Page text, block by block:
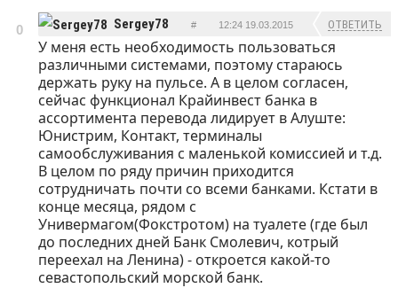
0 Sergey78 # 12:24 19.03.2015 ОТВЕТИТЬ
У меня есть необходимость пользоваться
различными системами, поэтому стараюсь
держать руку на пульсе. А в целом согласен,
сейчас функционал Крайинвест банка в
ассортимента перевода лидирует в Алуште:
Юнистрим, Контакт, терминалы
самообслуживания с маленькой комиссией и т.д.
В целом по ряду причин приходится
сотрудничать почти со всеми банками. Кстати в
конце месяца, рядом с
Универмагом(Фокстротом) на туалете (где был
до последних дней Банк Смолевич, котрый
переехал на Ленина) - откроется какой-то
севастопольский морской банк.